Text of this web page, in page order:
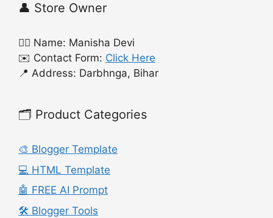
👤 Store Owner
🙍‍♀️ Name: Manisha Devi
✉️ Contact Form: Click Here
📍 Address: Darbhnga, Bihar
🗂️ Product Categories
🎨 Blogger Template
💻 HTML Template
🤖 FREE AI Prompt
🛠️ Blogger Tools